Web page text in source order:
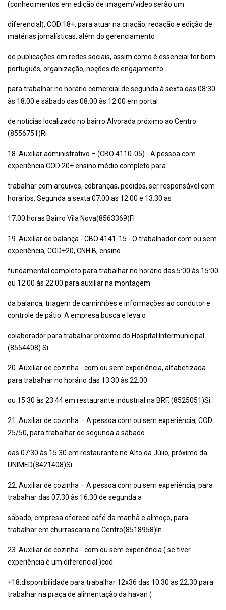
(conhecimentos em edição de imagem/vídeo serão um
diferencial), COD 18+, para atuar na criação, redação e edição de
matérias jornalísticas, além do gerenciamento
de publicações em redes sociais, assim como é essencial ter bom
português, organização, noções de engajamento
para trabalhar no horário comercial de segunda à sexta das 08:30
às 18:00 e sábado das 08:00 às 12:00 em portal
de notícias localizado no bairro Alvorada próximo ao Centro
(8556751)Ri
18. Auxiliar administrativo – (CBO 4110-05) - A pessoa com
experiência COD 20+ ensino médio completo para
trabalhar com arquivos, cobranças, pedidos, ser responsável com
horários. Segunda a sexta 07:00 as 12:00 e 13:30 as
17:00 horas Bairro Vila Nova(8563369)Fl
19. Auxiliar de balança - CBO 4141-15 - O trabalhador com ou sem
experiência, COD+20, CNH B, ensino
fundamental completo para trabalhar no horário das 5:00 às 15:00
ou 12:00 às 22:00 para auxiliar na montagem
da balança, triagem de caminhões e informações ao condutor e
controle de pátio. A empresa busca e leva o
colaborador para trabalhar próximo do Hospital Intermunicipal.
(8554408) Si
20. Auxiliar de cozinha - com ou sem experiência, alfabetizada
para trabalhar no horário das 13:30 às 22:00
ou 15:30 às 23:44 em restaurante industrial na BRF. (8525051)Si
21. Auxiliar de cozinha – A pessoa com ou sem experiência, COD
25/50, para trabalhar de segunda a sábado
das 07:30 às 15:30 em restaurante no Alto da Júlio, próximo da
UNIMED(8421408)Si
22. Auxiliar de cozinha – A pessoa com ou sem experiência, para
trabalhar das 07:30 às 16:30 de segunda a
sábado, empresa oferece café da manhã e almoço, para
trabalhar em churrascaria no Centro(8518958)In
23. Auxiliar de cozinha - com ou sem experiência ( se tiver
experiência é um diferencial )cod
+18,disponibilidade para trabalhar 12x36 das 10:30 as 22:30 para
trabalhar na praça de alimentação da havan (